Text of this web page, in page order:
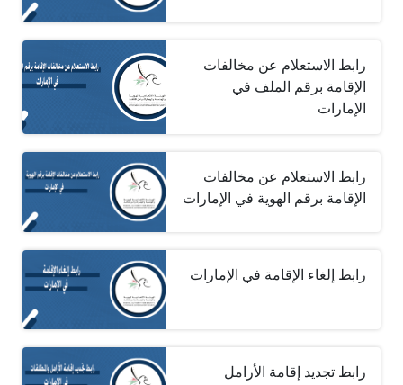
رابط الاستعلام عن مخالفات
الإقامة برقم الملف في
الإمارات
رابط الاستعلام عن مخالفات
الإقامة برقم الهوية في الإمارات
رابط إلغاء الإقامة في الإمارات
رابط تجديد إقامة الأرامل